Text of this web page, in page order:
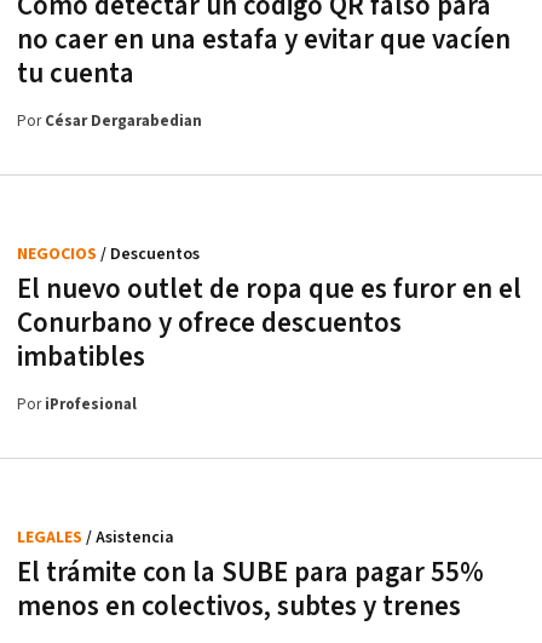
no caer en una estafa y evitar que vacíen
tu cuenta
PorCésar Dergarabedian
El nuevo outlet de ropa que es furor en el
Conurbano y ofrece descuentos
imbatibles
NEGOCIOS / Descuentos
PoriProfesional
El trámite con la SUBE para pagar 55%
menos en colectivos, subtes y trenes
LEGALES / Asistencia